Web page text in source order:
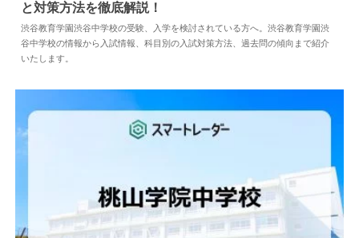
中学情報 2025.03.02
と対策方法を徹底解説！
渋谷教育学園渋谷中学校の受験、入学を検討されている方へ。渋谷教育学園渋
谷中学校の情報から入試情報、科目別の入試対策方法、過去問の傾向まで紹介
いたします。